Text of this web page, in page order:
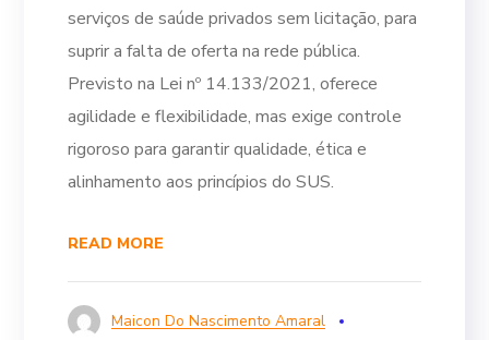
serviços de saúde privados sem licitação, para
suprir a falta de oferta na rede pública.
Previsto na Lei nº 14.133/2021, oferece
agilidade e flexibilidade, mas exige controle
rigoroso para garantir qualidade, ética e
alinhamento aos princípios do SUS.
READ MORE
Maicon Do Nascimento Amaral